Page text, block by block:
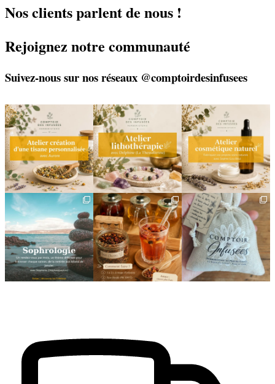
i
lNos clients parlent de nous !
Rejoignez notre communauté
Suivez-nous sur nos réseaux @comptoirdesinfusees
🌿 Créez votre tisane sur-
mesure
Un...
9 0
🌿 Un bracelet
énergétique, juste pour
vous
...
2 0
🌿 Deux rendez-vous
cosmétiques avec Sophie
(Lou...
6 0
🌿 Cinq mois, cinq façons
de souffler
...
8 1
Deux visages, une même
philosophie 🌿
Le...
11 0
🎁 L`attention qui fait
plaisir — et qui vous...
24 2